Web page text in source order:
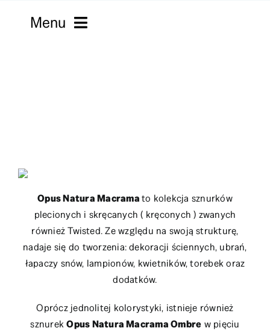
Menu
Robótki
Sklepy
Opus Natura Macramato kolekcja sznurków
plecionych i skręcanych ( kręconych ) zwanych
również Twisted. Ze względu na swoją strukturę,
nadaje się do tworzenia: dekoracji ściennych, ubrań,
łapaczy snów, lampionów, kwietników, torebek oraz
dodatków.
Oprócz jednolitej kolorystyki, istnieje również
sznurekOpus Natura Macrama Ombre w pięciu